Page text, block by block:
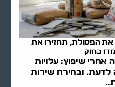
הפסולת, תחזירו את
בחוק
אחרי שיפוץ: עלויות
לדעת, ובחירת שירות